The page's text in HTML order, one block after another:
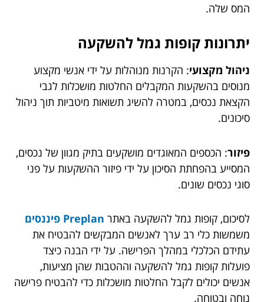
המס שלה.
יתרונות קופות גמל להשקעה
ניהול מקצועי: הקרנות מנוהלות על ידי אנשי מקצוע
מנוסים בהשקעות המקבלים החלטות מושכלות לגבי
הקצאת נכסים, במטרה להשיג תשואות מיטביות תוך ניהול
סיכונים.
פיזור: הכספים המאוגדים מושקעים בתיק מגוון של נכסים,
המסייע בהפחתת הסיכון על ידי פיזור ההשקעות על פני
סוגי נכסים שונים.
לסיכום, קופות גמל להשקעה באתר Preplan פיננסים
משמשות כלי רב ערך לאנשים המבקשים להבטיח את
עתידם הכלכלי במהלך הפרישה. על ידי הבנה כיצד
פועלות קופות גמל להשקעה וההטבות שהן מציעות,
אנשים יכולים לקבל החלטות מושכלות כדי להבטיח פרישה
נוחה ובטוחה.